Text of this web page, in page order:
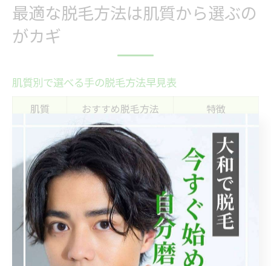
最適な脱毛方法は肌質から選ぶの
がカギ
肌質別で選べる手の脱毛方法早見表
肌質 おすすめ脱毛方法 特徴
光脱毛（IPL）、蓄熱
式レーザー脱毛
低刺激・肌への
負担が少ない
敏感肌
光脱毛（IPL）、蓄熱
式レーザー脱毛
刺激が少なくト
ラブル予防
普通肌／
皮脂多め
医療レーザー脱毛
出力調整が柔
軟、効果が高い
手の脱毛を検討する際、まず自身の肌質に合わせて最適